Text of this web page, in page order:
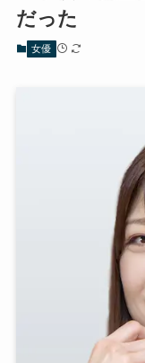
だった
女優